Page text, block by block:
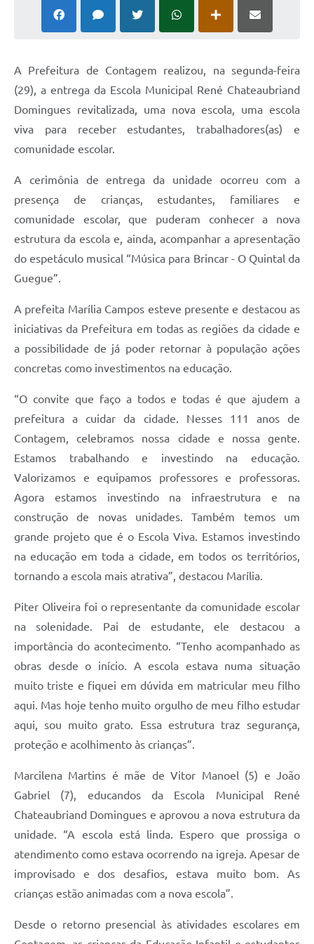
A Prefeitura de Contagem realizou, na segunda-feira
(29), a entrega da Escola Municipal René Chateaubriand
Domingues revitalizada, uma nova escola, uma escola
viva para receber estudantes, trabalhadores(as) e
comunidade escolar.
A cerimônia de entrega da unidade ocorreu com a
presença de crianças, estudantes, familiares e
comunidade escolar, que puderam conhecer a nova
estrutura da escola e, ainda, acompanhar a apresentação
do espetáculo musical “Música para Brincar - O Quintal da
Guegue”.
A prefeita Marília Campos esteve presente e destacou as
iniciativas da Prefeitura em todas as regiões da cidade e
a possibilidade de já poder retornar à população ações
concretas como investimentos na educação.
“O convite que faço a todos e todas é que ajudem a
prefeitura a cuidar da cidade. Nesses 111 anos de
Contagem, celebramos nossa cidade e nossa gente.
Estamos trabalhando e investindo na educação.
Valorizamos e equipamos professores e professoras.
Agora estamos investindo na infraestrutura e na
construção de novas unidades. Também temos um
grande projeto que é o Escola Viva. Estamos investindo
na educação em toda a cidade, em todos os territórios,
tornando a escola mais atrativa”, destacou Marília.
Piter Oliveira foi o representante da comunidade escolar
na solenidade. Pai de estudante, ele destacou a
importância do acontecimento. “Tenho acompanhado as
obras desde o início. A escola estava numa situação
muito triste e fiquei em dúvida em matricular meu filho
aqui. Mas hoje tenho muito orgulho de meu filho estudar
aqui, sou muito grato. Essa estrutura traz segurança,
proteção e acolhimento às crianças”.
Marcilena Martins é mãe de Vitor Manoel (5) e João
Gabriel (7), educandos da Escola Municipal René
Chateaubriand Domingues e aprovou a nova estrutura da
unidade. “A escola está linda. Espero que prossiga o
atendimento como estava ocorrendo na igreja. Apesar de
improvisado e dos desafios, estava muito bom. As
crianças estão animadas com a nova escola”.
Desde o retorno presencial às atividades escolares em